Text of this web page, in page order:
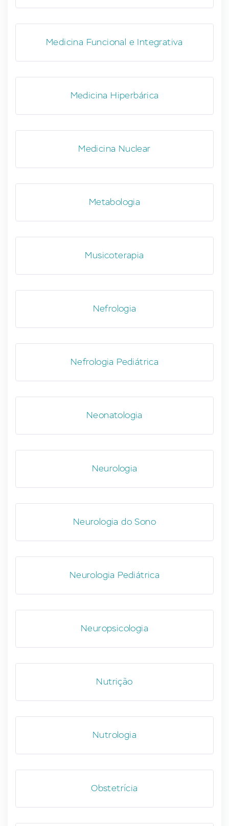
Medicina Funcional e Integrativa
Medicina Hiperbárica
Medicina Nuclear
Metabologia
Musicoterapia
Nefrologia
Nefrologia Pediátrica
Neonatologia
Neurologia
Neurologia do Sono
Neurologia Pediátrica
Neuropsicologia
Nutrição
Nutrologia
Obstetrícia